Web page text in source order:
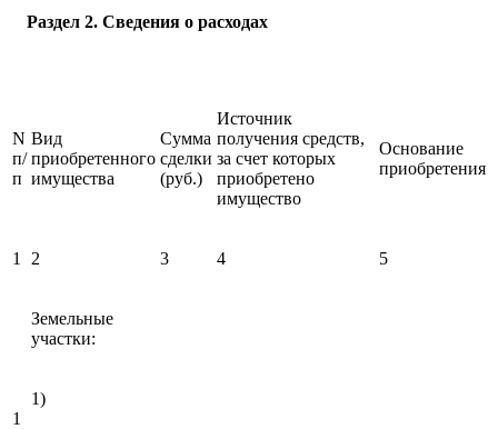
Раздел 2. Сведения о расходах
N
п/
п
Вид
приобретенного
имущества
Сумма
сделки
(руб.)
Источник
получения средств,
за счет которых
приобретено
имущество
Основание
приобретения
1 2 3 4 5
1
Земельные
участки:
1)